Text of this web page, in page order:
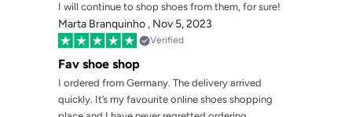
I will continue to shop shoes from them, for sure!
Marta Branquinho , Nov 5, 2023
Verified
Fav shoe shop
I ordered from Germany. The delivery arrived
quickly. It’s my favourite online shoes shopping